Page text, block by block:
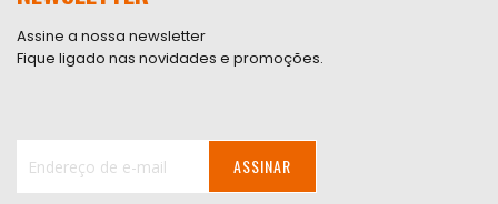
Assine a nossa newsletter
Fique ligado nas novidades e promoções.
ASSINAR